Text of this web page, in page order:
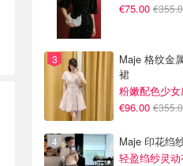
€75.00
Maje 格纹金
裙
粉嫩配色少女
€96.00
Maje 印花绉
轻盈绉纱灵